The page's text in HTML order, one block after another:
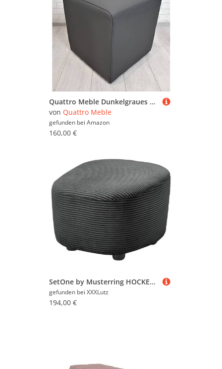
Quattro Meble Dunkelgraues Hocker Farbe anthrazit, viele Größen Echtleder Sitzhocker Rindsleder Sitzwürfel Fußhocker Polsterhocker Echt Leder Puff (40 x 40 x H-40 cm)
von Quattro Meble
gefunden bei Amazon
160,00 €
SetOne by Musterring HOCKER Dunkelgrau 54x41x57 cm
gefunden bei XXXLutz
194,00 €